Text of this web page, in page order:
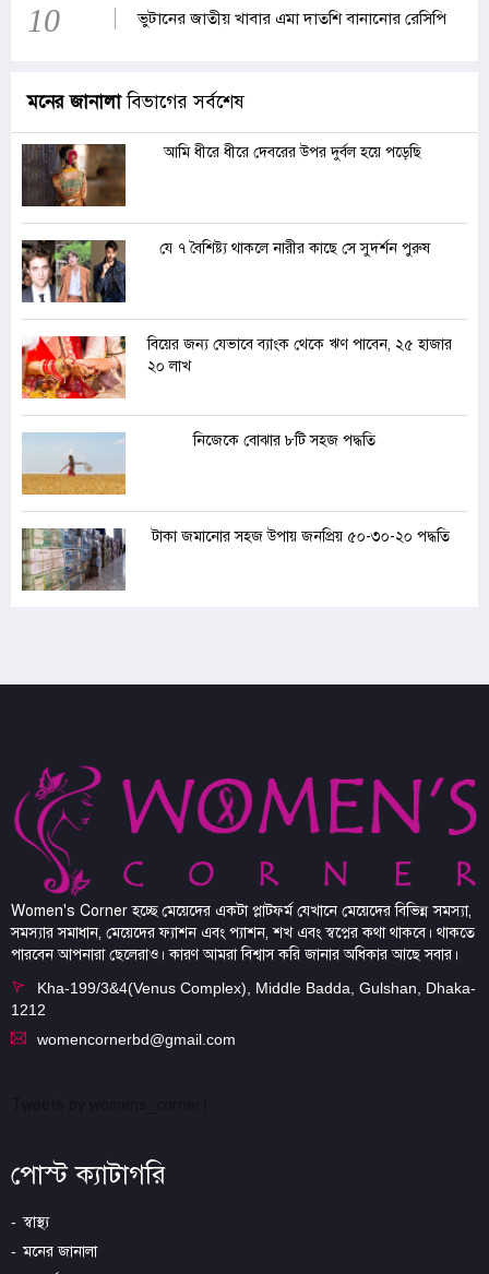
10 ভুটানের জাতীয় খাবার এমা দাতশি বানানোর রেসিপি
মনের জানালাবিভাগের সর্বশেষ
আমি ধীরে ধীরে দেবরের উপর দুর্বল হয়ে পড়েছি
যে ৭ বৈশিষ্ট্য থাকলে নারীর কাছে সে সুদর্শন পুরুষ
বিয়ের জন্য যেভাবে ব্যাংক থেকে ঋণ পাবেন, ২৫ হাজার
২০ লাখ
নিজেকে বোঝার ৮টি সহজ পদ্ধতি
টাকা জমানোর সহজ উপায় জনপ্রিয় ৫০-৩০-২০ পদ্ধতি
Women's Corner হচ্ছে মেয়েদের একটা প্লাটফর্ম যেখানে মেয়েদের বিভিন্ন সমস্যা,
সমস্যার সমাধান, মেয়েদের ফ্যাশন এবং প্যাশন, শখ এবং স্বপ্নের কথা থাকবে। থাকতে
পারবেন আপনারা ছেলেরাও। কারণ আমরা বিশ্বাস করি জানার অধিকার আছে সবার।
Kha-199/3&4(Venus Complex), Middle Badda, Gulshan, Dhaka-
1212
womencornerbd@gmail.com
পোস্ট ক্যাটাগরি
স্বাস্থ্য
মনের জানালা